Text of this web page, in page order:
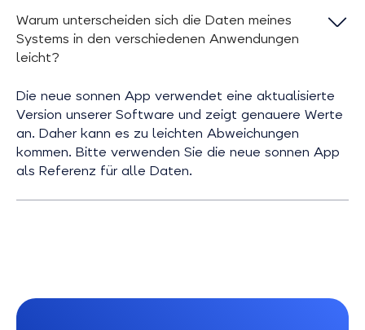
Warum unterscheiden sich die Daten meines
Systems in den verschiedenen Anwendungen
leicht?
Die neue sonnen App verwendet eine aktualisierte
Version unserer Software und zeigt genauere Werte
an. Daher kann es zu leichten Abweichungen
kommen. Bitte verwenden Sie die neue sonnen App
als Referenz für alle Daten.